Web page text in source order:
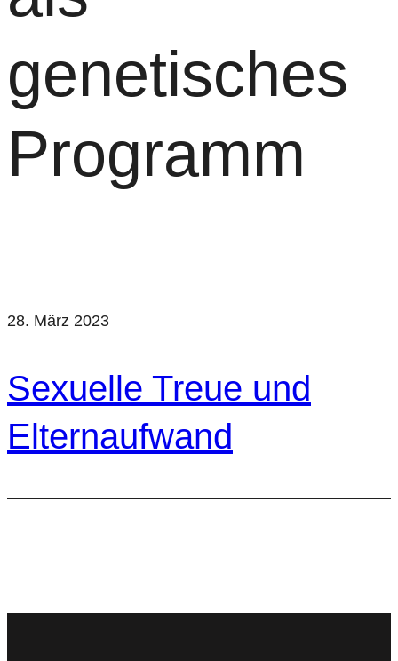
genetisches
Programm
28. März 2023
Sexuelle Treue und
Elternaufwand